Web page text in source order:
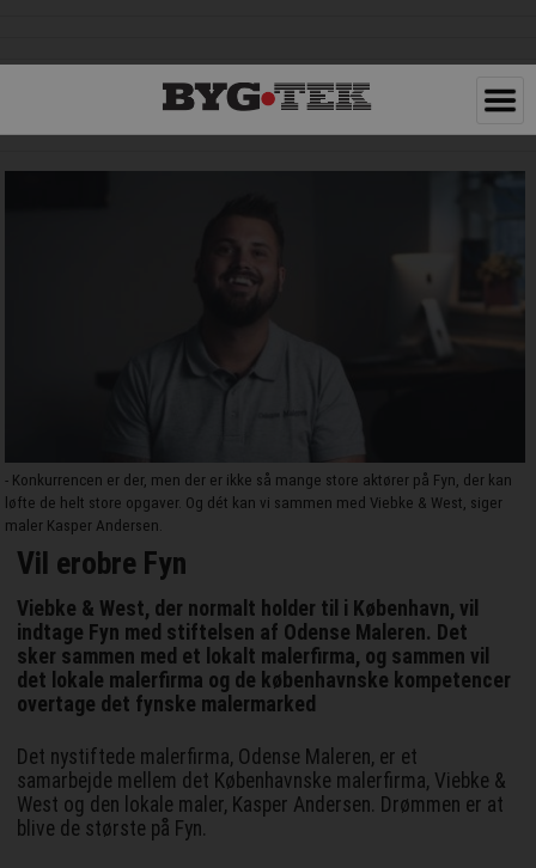
- Konkurrencen er der, men der er ikke så mange store aktører på Fyn, der kan
løfte de helt store opgaver. Og dét kan vi sammen med Viebke & West, siger
maler Kasper Andersen.
Vil erobre Fyn
Viebke & West, der normalt holder til i København, vil
indtage Fyn med stiftelsen af Odense Maleren. Det
sker sammen med et lokalt malerfirma, og sammen vil
det lokale malerfirma og de københavnske kompetencer
overtage det fynske malermarked
Det nystiftede malerfirma, Odense Maleren, er et
samarbejde mellem det Københavnske malerfirma, Viebke &
West og den lokale maler, Kasper Andersen. Drømmen er at
blive de største på Fyn.